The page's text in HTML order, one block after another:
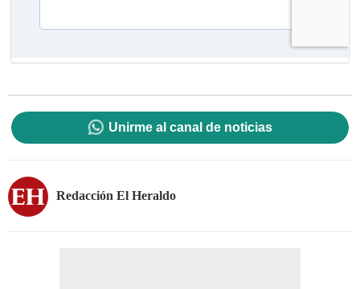
Unirme al canal de noticias
Redacción El Heraldo